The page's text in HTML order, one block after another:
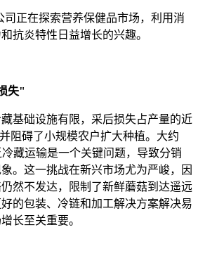
司正在探索营养保健品市场，利用消
抗炎特性日益增长的兴趣。
失"
基础设施有限，采后损失占产量的近
阻碍了小规模农户扩大种植。大约
藏运输是一个关键问题，导致分销
。这一挑战在新兴市场尤为严峻，因
然不发达，限制了新鲜蘑菇到达遥远
的包装、冷链和加工解决方案解决易
长至关重要。